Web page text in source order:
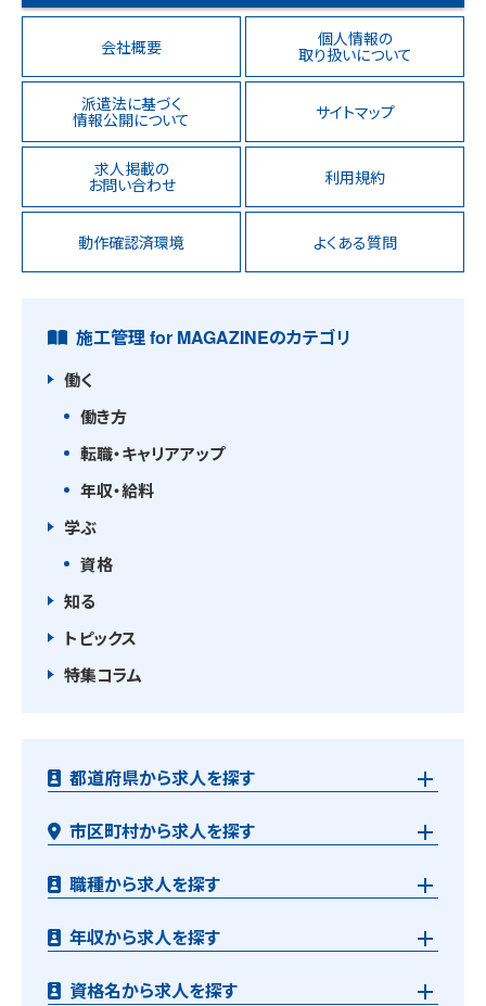
会社概要 個人情報の
取り扱いについて
派遣法に基づく
情報公開について サイトマップ
求人掲載の
お問い合わせ 利用規約
動作確認済環境 よくある質問
施工管理 for MAGAZINEのカテゴリ
働く
働き方
転職・キャリアアップ
年収・給料
学ぶ
資格
知る
トピックス
特集コラム
都道府県から求人を探す
市区町村から求人を探す
職種から求人を探す
年収から求人を探す
資格名から求人を探す